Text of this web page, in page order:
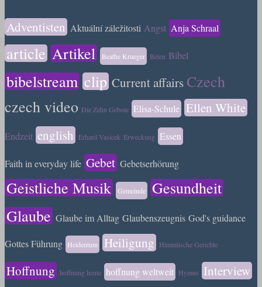
Adventisten Aktuální záležitosti Angst Anja Schraal
article Artikel Beathe Krueger Beten Bibel
bibelstream clip Current affairs Czech
czech video Die Zehn Gebote Elisa-Schule Ellen White
Endzeit english Erhard Vasicek Erweckung Essen
Faith in everyday life Gebet Gebetserhörung
Geistliche Musik Gemeinde
Gesundheit
Glaube Glaube im Alltag Glaubenszeugnis God's guidance
Gottes Führung Heidentum Heiligung Himmlische Gerichte
Hoffnung hoffnung heute hoffnung weltweit Hymns
Interview